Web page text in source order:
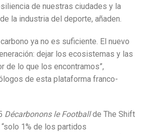
de nuestras ciudades y la
la industria del deporte, añaden.
ya no es suficiente. El nuevo
dejar los ecosistemas y las
de lo que los encontramos”,
de esta plataforma franco-
Décarbonons le Footballde The Shift
1% de los partidos